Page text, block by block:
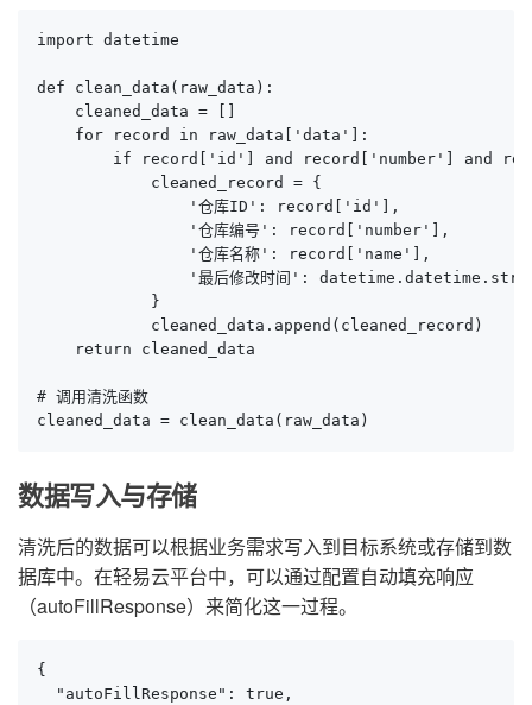
import datetime
def clean_data(raw_data):
    cleaned_data = []
    for record in raw_data['data']:
if record['id'] and record['number'] and
            cleaned_record = {
                '仓库ID': record['id'],
                '仓库编号': record['number'],
                '仓库名称': record['name'],
'最后修改时间':
            }
            cleaned_data.append(cleaned_record)
    return cleaned_data
# 调用清洗函数
cleaned_data = clean_data(raw_data)
数据写入与存储
清洗后的数据可以根据业务需求写入到目标系统或存储到数
据库中。在轻易云平台中，可以通过配置自动填充响应
（autoFillResponse）来简化这一过程。
{
  "autoFillResponse": true,